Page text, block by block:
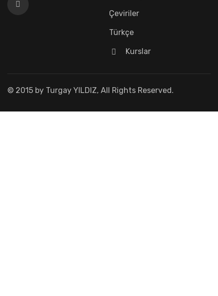
Çeviriler
Türkçe
Kurslar
© 2015 by Turgay YILDIZ, All Rights Reserved.